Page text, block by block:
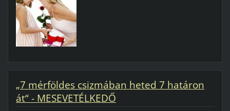
„7 mérföldes csizmában heted 7 határon
át“ - MESEVETÉLKEDŐ